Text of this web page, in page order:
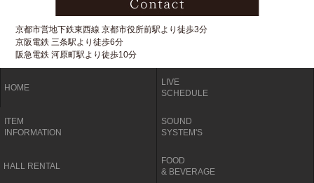
京都市営地下鉄東西線 京都市役所前駅より徒歩3分
京阪電鉄 三条駅より徒歩6分
阪急電鉄 河原町駅より徒歩10分
HOME
LIVE
SCHEDULE
ITEM
INFORMATION
SOUND
SYSTEM'S
HALL RENTAL
FOOD
& BEVERAGE